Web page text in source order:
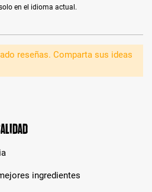
en el idioma actual.
reseñas. Comparta sus ideas
ingredientes